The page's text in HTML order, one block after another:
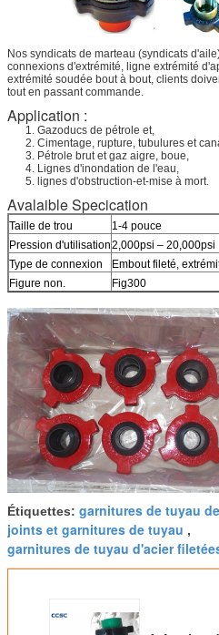
Nos syndicats de marteau (syndicats
connexions d'extrémité, ligne extrémité
extrémité soudée bout à bout, clients
tout en passant commande.
Application :
1. Gazoducs de pétrole et,
2. Cimentage, rupture, tubulures et
3. Pétrole brut et gaz aigre, boue,
4. Lignes d'inondation de l'eau,
5. lignes d'obstruction-et-mise à mort.
Avalaible Specication
Taille de trou
1-4 pouce
Pression d'utilisation2,000psi – 20,000psi
Type de connexion
Embout fileté,
Figure non.
Fig300
Étiquettes: garnitures de tuyau
joints et garnitures de tuyau ,
garnitures de tuyau d'acier